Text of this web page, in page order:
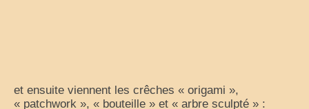
25 ans de voyage
et ensuite viennent les crêches « origami »,
« patchwork », « bouteille » et « arbre sculpté » :